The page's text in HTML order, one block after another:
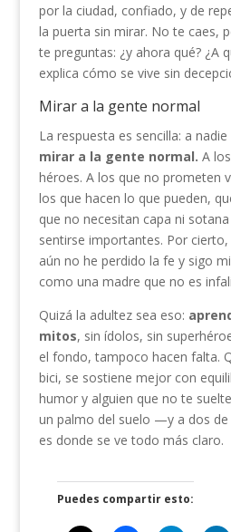
por la ciudad, confiado, y de
la puerta sin mirar. No te caes,
te preguntas: ¿y ahora qué? ¿A
explica cómo se vive sin
Mirar a la gente normal
La respuesta es sencilla: a
mirar a la gente normal. A
héroes. A los que no prometen
los que hacen lo que pueden,
que no necesitan capa ni
sentirse importantes. Por
aún no he perdido la fe y sigo
como una madre que no es
Quizá la adultez sea eso:
mitos, sin ídolos, sin
el fondo, tampoco hacen falta.
bici, se sostiene mejor con
humor y alguien que no te
un palmo del suelo —y a dos
es donde se ve todo más claro.
Puedes compartir esto: